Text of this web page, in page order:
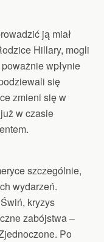
ją miał
Hillary, mogli
wpłynie
się
zmieni się w
w czasie
szczególnie,
wydarzeń.
kryzys
zabójstwa –
Po